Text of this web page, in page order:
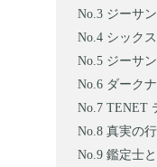
ジーサ
シック
ジーサ
ダーク
TENET
真実の
鑑定士